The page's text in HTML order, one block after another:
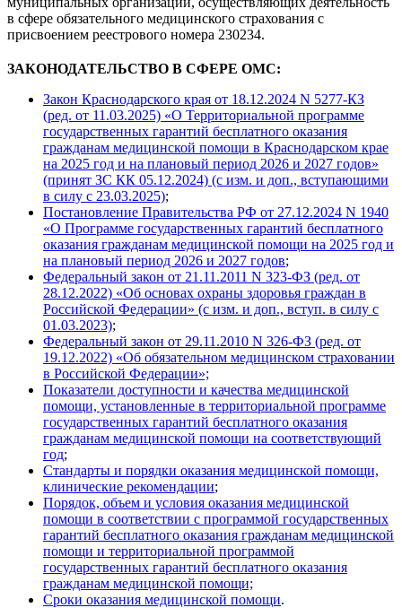
в сфере обязательного медицинского страхования с
присвоением реестрового номера 230234.
ЗАКОНОДАТЕЛЬСТВО В СФЕРЕ ОМС:
Закон Краснодарского края от 18.12.2024 N 5277-КЗ
(ред. от 11.03.2025) «О Территориальной программе
государственных гарантий бесплатного оказания
гражданам медицинской помощи в Краснодарском крае
на 2025 год и на плановый период 2026 и 2027 годов»
(принят ЗС КК 05.12.2024) (с изм. и доп., вступающими
в силу с 23.03.2025);
Постановление Правительства РФ от 27.12.2024 N 1940
«О Программе государственных гарантий бесплатного
оказания гражданам медицинской помощи на 2025 год и
на плановый период 2026 и 2027 годов;
Федеральный закон от 21.11.2011 N 323-ФЗ (ред. от
28.12.2022) «Об основах охраны здоровья граждан в
Российской Федерации» (с изм. и доп., вступ. в силу с
01.03.2023);
Федеральный закон от 29.11.2010 N 326-ФЗ (ред. от
19.12.2022) «Об обязательном медицинском страховании
в Российской Федерации»;
Показатели доступности и качества медицинской
помощи, установленные в территориальной программе
государственных гарантий бесплатного оказания
гражданам медицинской помощи на соответствующий
год;
Стандарты и порядки оказания медицинской помощи,
клинические рекомендации;
Порядок, объем и условия оказания медицинской
помощи в соответствии с программой государственных
гарантий бесплатного оказания гражданам медицинской
помощи и территориальной программой
государственных гарантий бесплатного оказания
гражданам медицинской помощи;
Сроки оказания медицинской помощи.